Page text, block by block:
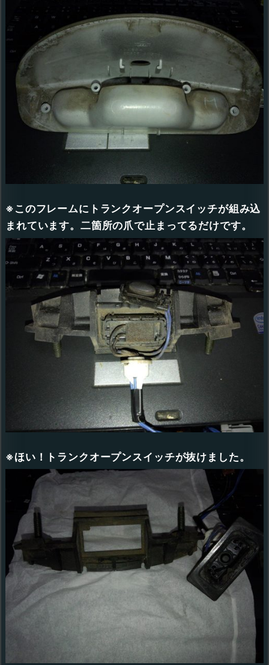
※このフレームにトランクオープンスイッチが組み込
まれています。二箇所の爪で止まってるだけです。
※ほい！トランクオープンスイッチが抜けました。